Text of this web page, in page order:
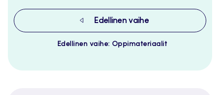
Edellinen vaihe
Edellinen vaihe: Oppimateriaalit